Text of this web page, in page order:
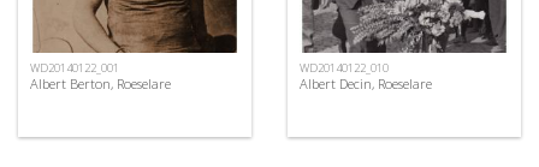
WD20140122_001
Albert Berton, Roeselare
WD20140122_010
Albert Decin, Roeselare